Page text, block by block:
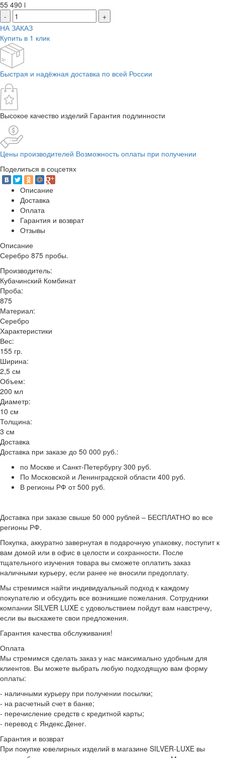
55 490 i
-
+
НА ЗАКАЗ
Купить в 1 клик
Быстрая и надёжная доставка по всей России
Высокое качество изделий Гарантия подлинности
Цены производителей Возможность оплаты при получении
Поделиться в соцсетях
Описание
Доставка
Оплата
Гарантия и возврат
Отзывы
Описание
Серебро 875 пробы.
Производитель:
Кубачинский Комбинат
Проба:
875
Материал:
Серебро
Характеристики
Вес:
155 гр.
Ширина:
2,5 см
Объем:
200 мл
Диаметр:
10 см
Толщина:
3 см
Доставка
Доставка при заказе до 50 000 руб.:
по Москве и Санкт-Петербургу 300 руб.
По Московской и Ленинградской области 400 руб.
В регионы РФ от 500 руб.
Доставка при заказе свыше 50 000 рублей – БЕСПЛАТНО во все
регионы РФ.
Покупка, аккуратно завернутая в подарочную упаковку, поступит к
вам домой или в офис в целости и сохранности. После
тщательного изучения товара вы сможете оплатить заказ
наличными курьеру, если ранее не вносили предоплату.
Мы стремимся найти индивидуальный подход к каждому
покупателю и обсудить все возникшие пожелания. Сотрудники
компании SILVER LUXE с удовольствием пойдут вам навстречу,
если вы выскажете свои предложения.
Гарантия качества обслуживания!
Оплата
Мы стремимся сделать заказ у нас максимально удобным для
клиентов. Вы можете выбрать любую подходящую вам форму
оплаты:
- наличными курьеру при получении посылки;
- на расчетный счет в банке;
- перечисление средств с кредитной карты;
- перевод с Яндекс.Денег.
Гарантия и возврат
При покупке ювелирных изделий в магазине SILVER-LUXE вы